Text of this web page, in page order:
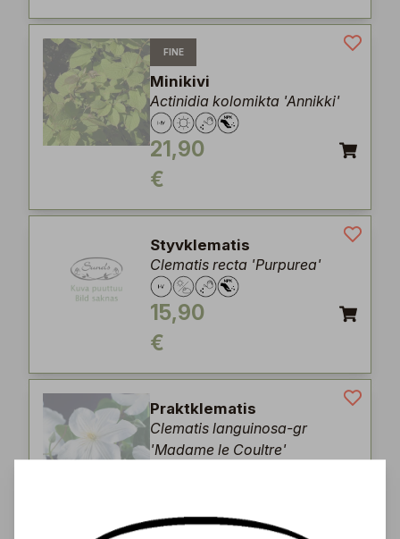
FINE
Minikivi
Actinidia kolomikta 'Annikki'
21,90
€
Styvklematis
Clematis recta 'Purpurea'
15,90
€
Praktklematis
Clematis languinosa-gr
'Madame le Coultre'
€